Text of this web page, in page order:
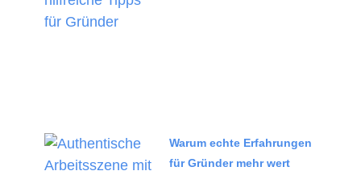
Warum echte Erfahrungen
für Gründer mehr wert